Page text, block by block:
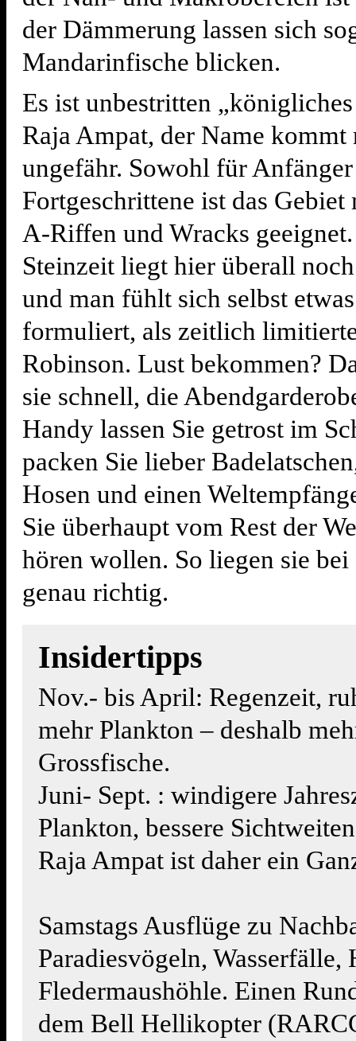
der Dämmerung lassen sich
Mandarinfische blicken.
Es ist unbestritten
Raja Ampat, der Name
ungefähr. Sowohl für
Fortgeschrittene ist das Gebiet
A-Riffen und Wracks
Steinzeit liegt hier überall
und man fühlt sich selbst
formuliert, als zeitlich
Robinson. Lust bekommen?
sie schnell, die
Handy lassen Sie getrost im
packen Sie lieber
Hosen und einen
Sie überhaupt vom Rest der
hören wollen. So liegen sie
genau richtig.
Insidertipps
Nov.- bis April: Regenzeit,
mehr Plankton – deshalb
Grossfische.
Juni- Sept. : windigere
Plankton, bessere Sichtweiten
Raja Ampat ist daher ein
Samstags Ausflüge zu
Paradiesvögeln, Wasserfälle,
Fledermaushöhle. Einen
dem Bell Hellikopter